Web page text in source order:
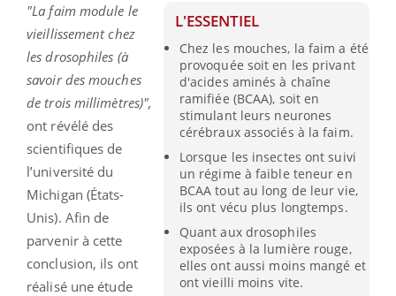
L'ESSENTIEL
Chez les mouches, la faim a été
provoquée soit en les privant
d'acides aminés à chaîne
ramifiée (BCAA), soit en
stimulant leurs neurones
cérébraux associés à la faim.
Lorsque les insectes ont suivi
un régime à faible teneur en
BCAA tout au long de leur vie,
ils ont vécu plus longtemps.
Quant aux drosophiles
exposées à la lumière rouge,
elles ont aussi moins mangé et
ont vieilli moins vite.
"La faim module le
vieillissement chez
les drosophiles (à
savoir des mouches
de trois millimètres)",
ont révélé des
scientifiques de
l’université du
Michigan (États-
Unis). Afin de
parvenir à cette
conclusion, ils ont
réalisé une étude